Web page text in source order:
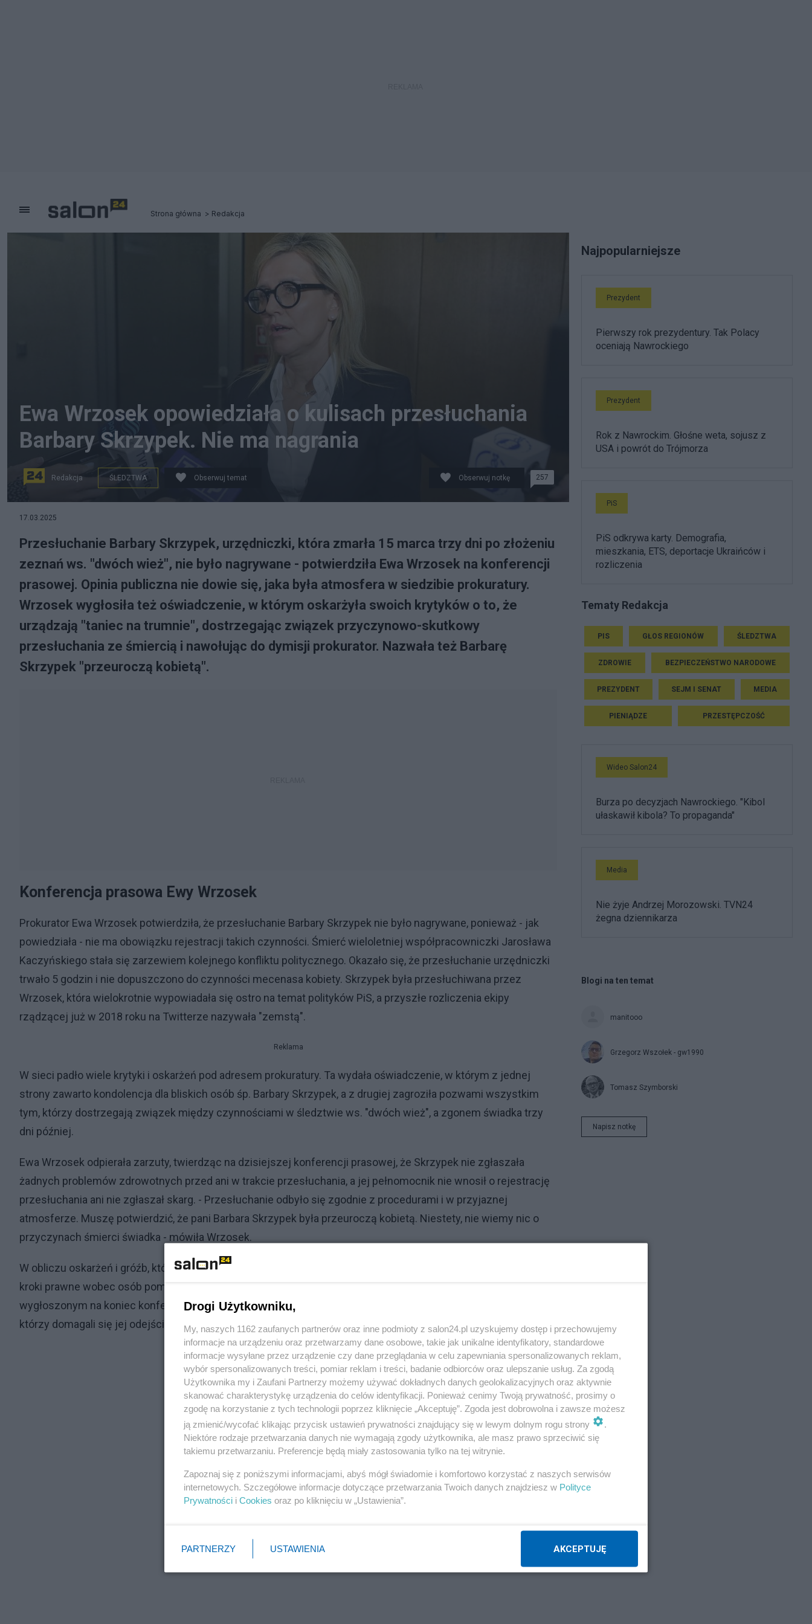
Strona główna Redakcja
Ewa Wrzosek opowiedziała o kulisach przesłuchania
Barbary Skrzypek. Nie ma nagrania
Redakcja ŚLEDZTWA Obserwuj temat Obserwuj notkę 257
17.03.2025
Przesłuchanie Barbary Skrzypek, urzędniczki, która zmarła 15 marca trzy dni po złożeniu
zeznań ws. "dwóch wież", nie było nagrywane - potwierdziła Ewa Wrzosek na konferencji
prasowej. Opinia publiczna nie dowie się, jaka była atmosfera w siedzibie prokuratury.
Wrzosek wygłosiła też oświadczenie, w którym oskarżyła swoich krytyków o to, że
urządzają "taniec na trumnie", dostrzegając związek przyczynowo-skutkowy
przesłuchania ze śmiercią i nawołując do dymisji prokurator. Nazwała też Barbarę
Skrzypek "przeuroczą kobietą".
Konferencja prasowa Ewy Wrzosek
Prokurator Ewa Wrzosek potwierdziła, że przesłuchanie Barbary Skrzypek nie było nagrywane, ponieważ - jak
powiedziała - nie ma obowiązku rejestracji takich czynności. Śmierć wieloletniej współpracowniczki Jarosława
Kaczyńskiego stała się zarzewiem kolejnego konfliktu politycznego. Okazało się, że przesłuchanie urzędniczki
trwało 5 godzin i nie dopuszczono do czynności mecenasa kobiety. Skrzypek była przesłuchiwana przez
Wrzosek, która wielokrotnie wypowiadała się ostro na temat polityków PiS, a przyszłe rozliczenia ekipy
rządzącej już w 2018 roku na Twitterze nazywała "zemstą".
Reklama
W sieci padło wiele krytyki i oskarżeń pod adresem prokuratury. Ta wydała oświadczenie, w którym z jednej
strony zawarto kondolencja dla bliskich osób śp. Barbary Skrzypek, a z drugiej zagroziła pozwami wszystkim
tym, którzy dostrzegają związek między czynnościami w śledztwie ws. "dwóch wież", a zgonem świadka trzy
dni później.
Ewa Wrzosek odpierała zarzuty, twierdząc na dzisiejszej konferencji prasowej, że Skrzypek nie zgłaszała
żadnych problemów zdrowotnych przed ani w trakcie przesłuchania, a jej pełnomocnik nie wnosił o rejestrację
przesłuchania ani nie zgłaszał skarg. - Przesłuchanie odbyło się zgodnie z procedurami i w przyjaznej
atmosferze. Muszę potwierdzić, że pani Barbara Skrzypek była przeuroczą kobietą. Niestety, nie wiemy nic o
przyczynach śmierci świadka - mówiła Wrzosek.
W obliczu oskarżeń i gróźb, które pojawiły się w mediach i internecie, prokurator Ewa Wrzosek zapowiedziała
kroki prawne wobec osób pomawiających ją o odpowiedzialność za śmierć Barbary Skrzypek. Dodała też w
wygłoszonym na koniec konferencji oświadczeniu, że będzie domagać się konsekwencji również wobec tych,
którzy domagali się jej odejścia z prokuratury po tragedii.
Najpopularniejsze
Prezydent
Pierwszy rok prezydentury. Tak Polacy
oceniają Nawrockiego
Prezydent
Rok z Nawrockim. Głośne weta, sojusz z
USA i powrót do Trójmorza
PiS
PiS odkrywa karty. Demografia,
mieszkania, ETS, deportacje Ukraińców i
rozliczenia
Tematy Redakcja
PIS GŁOS REGIONÓW ŚLEDZTWA
ZDROWIE BEZPIECZEŃSTWO NARODOWE
PREZYDENT SEJM I SENAT MEDIA
PIENIĄDZE PRZESTĘPCZOŚĆ
Wideo Salon24
Burza po decyzjach Nawrockiego. "Kibol
ułaskawił kibola? To propaganda"
Media
Nie żyje Andrzej Morozowski. TVN24
żegna dziennikarza
Blogi na ten temat
manitooo
Grzegorz Wszołek - gw1990
Tomasz Szymborski
Napisz notkę
Drogi Użytkowniku,
My, naszych 1162 zaufanych partnerów oraz inne podmioty z salon24.pl uzyskujemy dostęp i przechowujemy
informacje na urządzeniu oraz przetwarzamy dane osobowe, takie jak unikalne identyfikatory, standardowe
informacje wysyłane przez urządzenie czy dane przeglądania w celu zapewniania spersonalizowanych reklam,
wybór spersonalizowanych treści, pomiar reklam i treści, badanie odbiorców oraz ulepszanie usług. Za zgodą
Użytkownika my i Zaufani Partnerzy możemy używać dokładnych danych geolokalizacyjnych oraz aktywnie
skanować charakterystykę urządzenia do celów identyfikacji. Ponieważ cenimy Twoją prywatność, prosimy o
zgodę na korzystanie z tych technologii poprzez kliknięcie „Akceptuję”. Zgoda jest dobrowolna i zawsze możesz
ją zmienić/wycofać klikając przycisk ustawień prywatności znajdujący się w lewym dolnym rogu strony
.
Niektóre rodzaje przetwarzania danych nie wymagają zgody użytkownika, ale masz prawo sprzeciwić się
takiemu przetwarzaniu. Preferencje będą miały zastosowania tylko na tej witrynie.
Zapoznaj się z poniższymi informacjami, abyś mógł świadomie i komfortowo korzystać z naszych serwisów
internetowych. Szczegółowe informacje dotyczące przetwarzania Twoich danych znajdziesz w Polityce
Prywatności i Cookies oraz po kliknięciu w „Ustawienia”.
PARTNERZY USTAWIENIA AKCEPTUJĘ